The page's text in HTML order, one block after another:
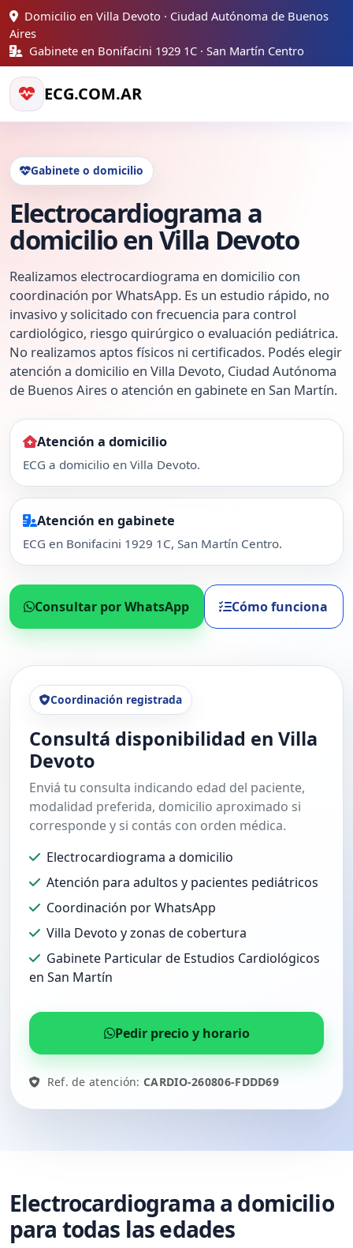
Domicilio en Villa Devoto · Ciudad Autónoma de Buenos
Aires
Gabinete en Bonifacini 1929 1C · San Martín Centro
ECG.COM.AR
Gabinete o domicilio
Electrocardiograma a
domicilio en Villa Devoto
Realizamos electrocardiograma en domicilio con
coordinación por WhatsApp. Es un estudio rápido, no
invasivo y solicitado con frecuencia para control
cardiológico, riesgo quirúrgico o evaluación pediátrica.
No realizamos aptos físicos ni certificados. Podés elegir
atención a domicilio en Villa Devoto, Ciudad Autónoma
de Buenos Aires o atención en gabinete en San Martín.
Atención a domicilio
ECG a domicilio en Villa Devoto.
Atención en gabinete
ECG en Bonifacini 1929 1C, San Martín Centro.
Consultar por WhatsApp Cómo funciona
Coordinación registrada
Consultá disponibilidad en Villa
Devoto
Enviá tu consulta indicando edad del paciente,
modalidad preferida, domicilio aproximado si
corresponde y si contás con orden médica.
Electrocardiograma a domicilio
Atención para adultos y pacientes pediátricos
Coordinación por WhatsApp
Villa Devoto y zonas de cobertura
Gabinete Particular de Estudios Cardiológicos
en San Martín
Pedir precio y horario
Ref. de atención:CARDIO-260806-FDDD69
Electrocardiograma a domicilio
para todas las edades